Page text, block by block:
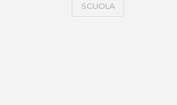
SCUOLA